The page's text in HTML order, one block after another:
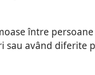
între
sau având diferite